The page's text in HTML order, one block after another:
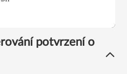
potvrzení o